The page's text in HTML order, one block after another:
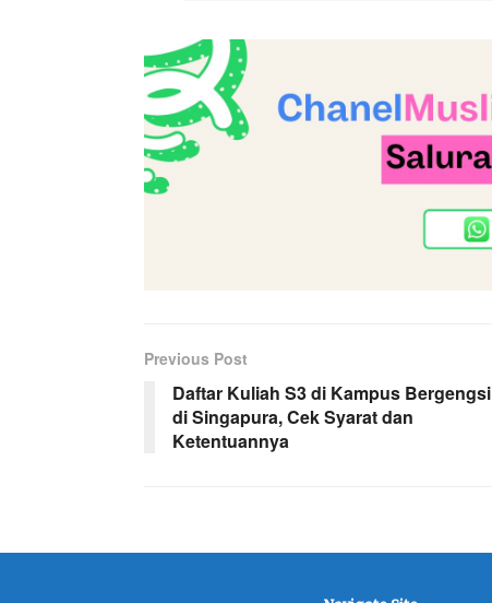
Previous Post
Daftar Kuliah S3 di Kampus Bergengsi
di Singapura, Cek Syarat dan
Ketentuannya